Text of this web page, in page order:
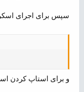
سپس برای اجرای
و برای استاپ کردن